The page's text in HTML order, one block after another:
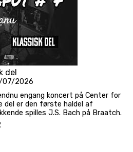
del
07/2026
engang koncert på Center for
del er den første haldel af
spilles J.S. Bach på Braatch.